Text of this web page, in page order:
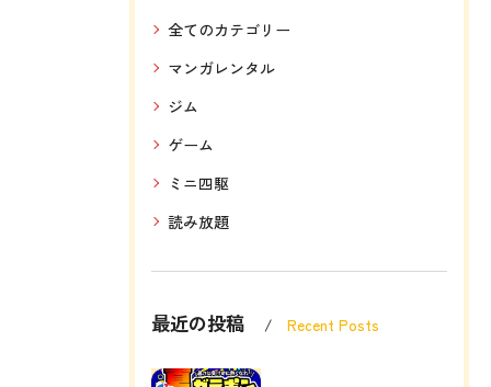
全てのカテゴリー
マンガレンタル
ジム
ゲーム
ミニ四駆
読み放題
最近の投稿 Recent Posts